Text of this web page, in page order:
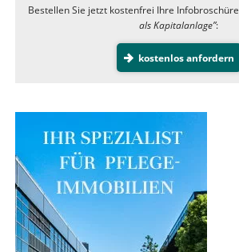
Bestellen Sie jetzt kostenfrei Ihre Infobroschüre
als Kapitalanlage”:
kostenlos anfordern